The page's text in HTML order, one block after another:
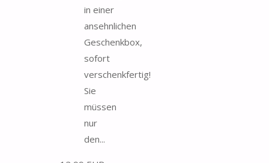
in einer
ansehnlichen
Geschenkbox,
sofort
verschenkfertig!
Sie
müssen
nur
den...